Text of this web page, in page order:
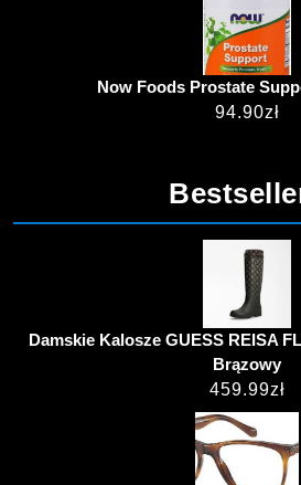
Now Foods Prostate
94.90zł
Damskie Kalosze GUESS REISA
Brązowy
459.99zł